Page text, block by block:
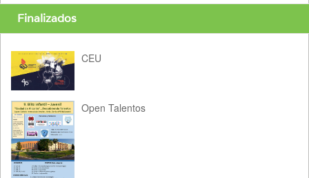
Finalizados
CEU
Open Talentos